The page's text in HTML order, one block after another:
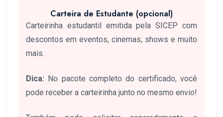
Carteira de Estudante (opcional)
Carteirinha estudantil emitida pela SICEP com
descontos em eventos, cinemas, shows e muito
mais.
Dica: No pacote completo do certificado, você
pode receber a carteirinha junto no mesmo envio!